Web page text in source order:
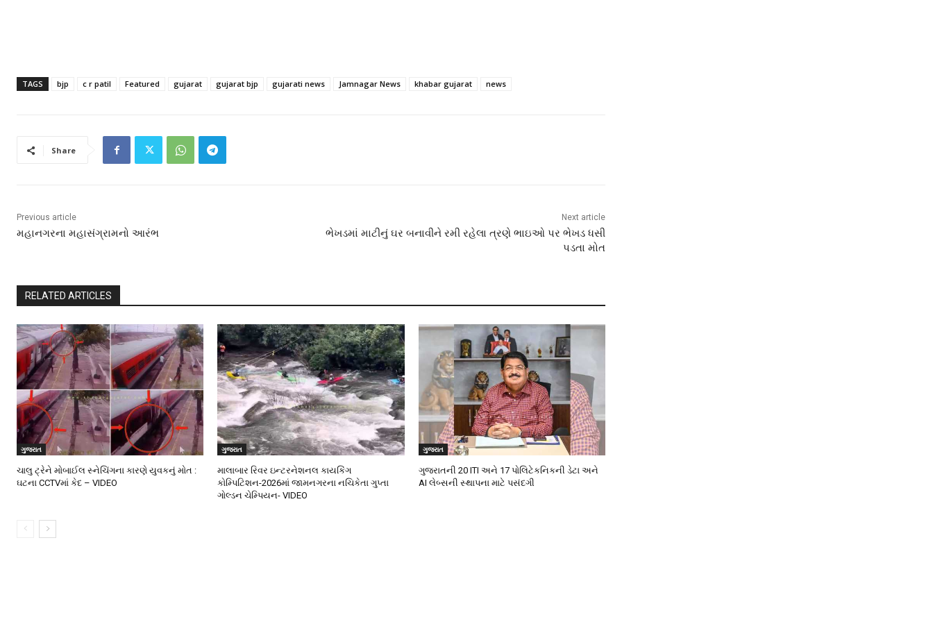
TAGS bjp c r patil Featured gujarat gujarat bjp gujarati news Jamnagar News khabar gujarat news
Share
Previous article
મહાનગરના મહાસંગ્રામનો આરંભ
Next article
ભેખડમાં માટીનું ઘર બનાવીને રમી રહેલા ત્રણે ભાઇઓ પર ભેખડ ધસી
પડતા મોત
RELATED ARTICLES
ગુજરાત
ચાલુ ટ્રેને મોબાઈલ સ્નેચિંગના કારણે યુવકનું મોત :
ઘટના CCTVમાં કેદ – VIDEO
ગુજરાત
માલાબાર રિવર ઇન્ટરનેશનલ કાયકિંગ
કોમ્પિટિશન-2026માં જામનગરના નચિકેતા ગુપ્તા
ગોલ્ડન ચેમ્પિયન- VIDEO
ગુજરાત
ગુજરાતની 20 ITI અને 17 પોલિટેકનિકની ડેટા અને
AI લેબ્સની સ્થાપના માટે પસંદગી